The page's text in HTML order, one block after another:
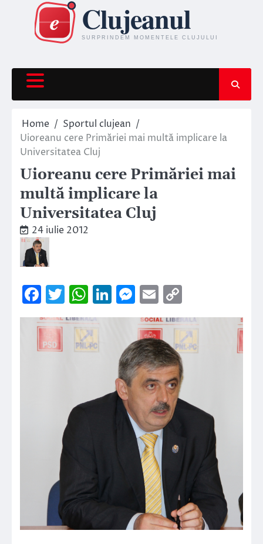
content
Home
Sportul clujean
Uioreanu cere Primăriei mai multă implicare la
Universitatea Cluj
Uioreanu cere Primăriei mai
multă implicare la
Universitatea Cluj
24 iulie 2012
Facebook
Twitter
WhatsApp
LinkedIn
Messenger
Email
Link